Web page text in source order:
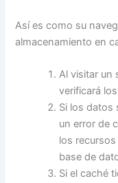
Así es como su
almacenamiento en
Al visitar un
verificará
Si los datos
un error de
los
base de
Si el caché